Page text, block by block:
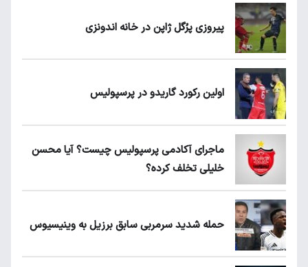
پیروزی پرُگل ژاپن در خانه اندونزی
اولین رکورد گاریدو در پرسپولیس
ماجرای آکادمی پرسپولیس چیست؟ آیا محسن
خلیلی تخلف کرده؟
حمله شدید سرمربی سابق برزیل به وینیسیوس